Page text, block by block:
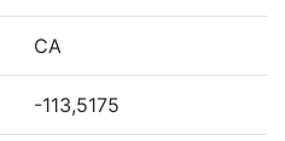
CA
-113,5175